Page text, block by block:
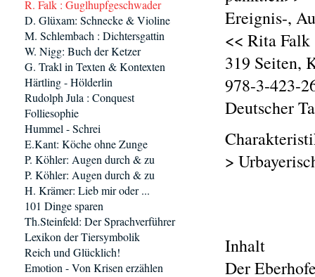
Ereignis-,
<< Rita
319 Seiten,
978-3-423-
Deutscher
>
Inhalt
Der
R. Falk : Guglhupfgeschwader
D. Glüxam: Schnecke & Violine
M. Schlembach : Dichtersgattin
W. Nigg: Buch der Ketzer
G. Trakl in Texten & Kontexten
Härtling - Hölderlin
Rudolph Jula : Conquest
Folliesophie
Hummel - Schrei
E.Kant: Köche ohne Zunge
P. Köhler: Augen durch & zu
P. Köhler: Augen durch & zu
H. Krämer: Lieb mir oder ...
101 Dinge sparen
Th.Steinfeld: Der Sprachverführer
Lexikon der Tiersymbolik
Reich und Glücklich!
Emotion - Von Krisen erzählen